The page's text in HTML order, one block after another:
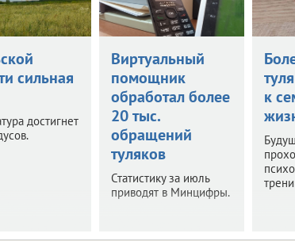
сильная
достигнет
Виртуальный
помощник
обработал более
20 тыс.
обращений
туляков
Статистику за июль
приводят в Минцифры.
к